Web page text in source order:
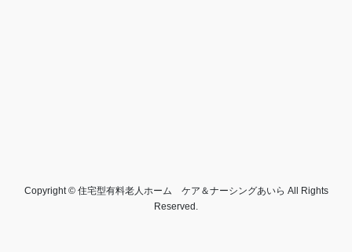
Copyright © 住宅型有料老人ホーム ケア＆ナーシングあいら All Rights
Reserved.